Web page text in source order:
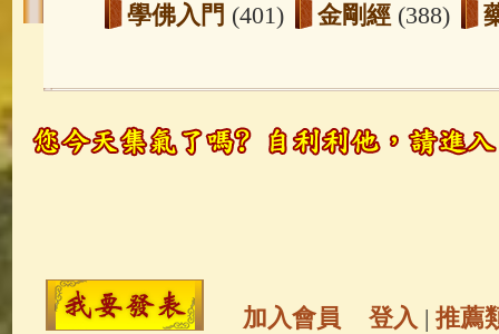
學佛入門 (401) 金剛經 (388)
玉曆寶鈔(236) 地藏經(225)
觀世音菩薩 (146) 聖救度佛母(
金山活佛
加入會員 登入 | 推薦